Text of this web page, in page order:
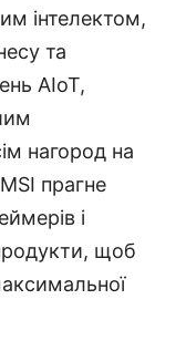
інтелектом,
та
AIoT,
нагород на
прагне
і
щоб